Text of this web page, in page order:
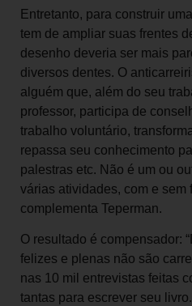
Entretanto, para construir
tem de ampliar suas frentes
desenho deveria ser mais
diversos dentes. O
alguém que, além do seu
professor, participa de
trabalho voluntário,
repassa seu conhecimento
palestras etc. Não é um ou
várias atividades, com e sem
complementa Teperman.
O resultado é compensador:
felizes e plenas não são
nas 10 mil entrevistas feitas
tantas para escrever seu